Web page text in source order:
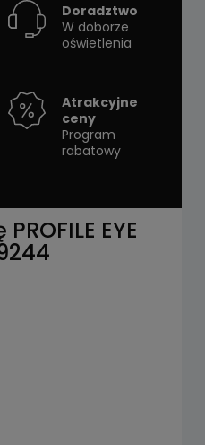
Doradztwo
W doborze
oświetlenia
Atrakcyjne
ceny
Program
rabatowy
EYE